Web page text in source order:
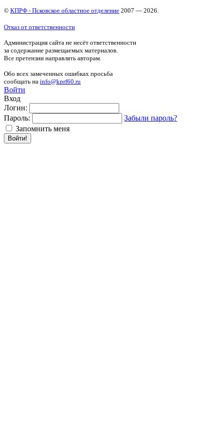
© КПРФ - Псковское областное отделение 2007 — 2026.
Отказ от ответственности
Администрация сайта не несёт ответственности
за содержание размещаемых материалов.
Все претензии направлять авторам.
Обо всех замеченных ошибках просьба
сообщать на info@kprf60.ru
Войти
Вход
Логин:
Пароль:
Забыли пароль?
Запомнить меня